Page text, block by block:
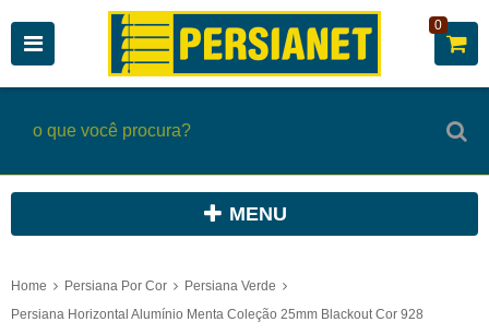
0
MENU
Home Persiana Por Cor
Persiana Verde
Persiana Horizontal Alumínio Menta Coleção 25mm Blackout Cor 928